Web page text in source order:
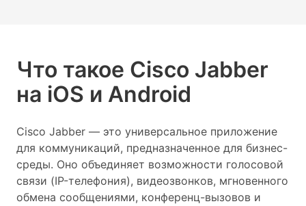
Что такое Cisco Jabber
на iOS и Android
Cisco Jabber — это универсальное приложение
для коммуникаций, предназначенное для бизнес-
среды. Оно объединяет возможности голосовой
связи (IP-телефония), видеозвонков, мгновенного
обмена сообщениями, конференц-вызовов и